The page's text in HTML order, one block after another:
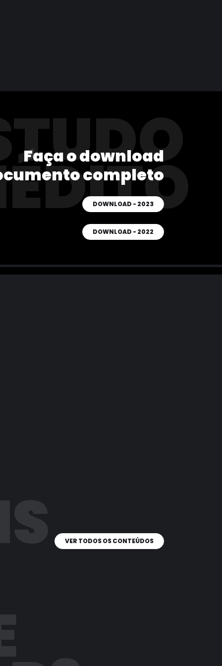
Faça o download
completo
DOWNLOAD - 2023
DOWNLOAD - 2022
VER TODOS OS CONTEÚDOS